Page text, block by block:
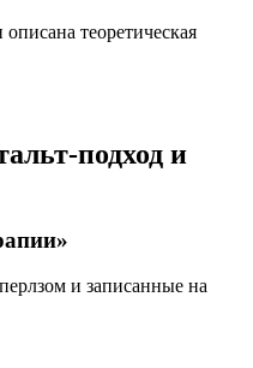
теоретическая
подход и
и записанные на